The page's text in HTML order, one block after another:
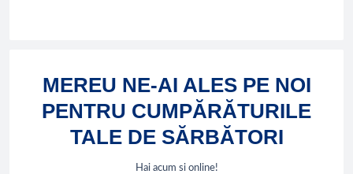
MEREU NE-AI ALES PE NOI
PENTRU CUMPĂRĂTURILE
TALE DE SĂRBĂTORI
Hai acum si online!